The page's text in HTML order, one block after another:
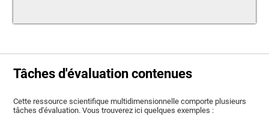
Tâches d'évaluation contenues
Cette ressource scientifique multidimensionnelle comporte plusieurs
tâches d'évaluation. Vous trouverez ici quelques exemples :